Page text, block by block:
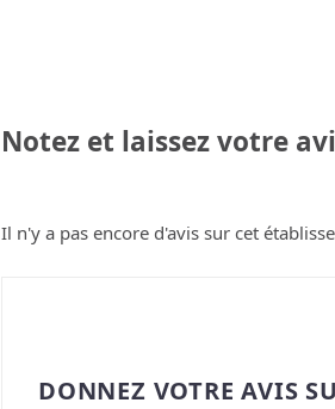
Notez et laissez votre
Il n'y a pas encore d'avis sur cet
DONNEZ VOTRE AVIS